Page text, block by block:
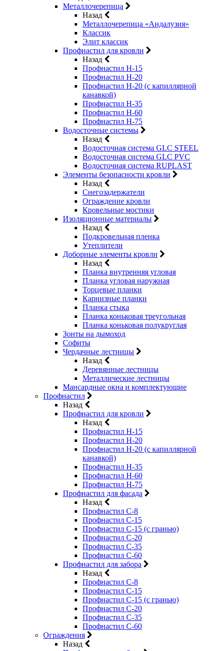
Металлочерепица
Назад
Металлочерепица «Андалузия»
Классик
Элит классик
Профнастил для кровли
Назад
Профнастил Н-15
Профнастил Н-20
Профнастил Н-20 (с капиллярной
канавкой)
Профнастил Н-35
Профнастил Н-60
Профнастил Н-75
Водосточные системы
Назад
Водосточная система GLC STEEL
Водосточная система GLC PVC
Водосточная система RUPLAST
Элементы безопасности кровли
Назад
Снегозадержатели
Ограждение кровли
Кровельные мостики
Изоляционные материалы
Назад
Подкровельная пленка
Утеплители
Доборные элементы кровли
Назад
Планка внутренняя угловая
Планка угловая наружная
Торцевые планки
Карнизные планки
Планка стыка
Планка коньковая треугольная
Планка коньковая полукруглая
Зонты на дымоход
Софиты
Чердачные лестницы
Назад
Деревянные лестницы
Металлические лестницы
Мансардные окна и комплектующие
Профнастил
Назад
Профнастил для кровли
Назад
Профнастил Н-15
Профнастил Н-20
Профнастил Н-20 (с капиллярной
канавкой)
Профнастил Н-35
Профнастил Н-60
Профнастил Н-75
Профнастил для фасада
Назад
Профнастил С-8
Профнастил С-15
Профнастил С-15 (с гранью)
Профнастил С-20
Профнастил С-35
Профнастил С-60
Профнастил для забора
Назад
Профнастил С-8
Профнастил С-15
Профнастил С-15 (с гранью)
Профнастил С-20
Профнастил С-35
Профнастил С-60
Ограждения
Назад